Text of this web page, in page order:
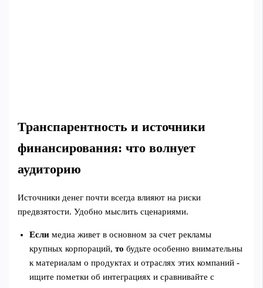
Транспарентность и источники
финансирования: что волнует
аудиторию
Источники денег почти всегда влияют на риски
предвзятости. Удобно мыслить сценариями.
Если медиа живет в основном за счет рекламы
крупных корпораций,то будьте особенно внимательны
к материалам о продуктах и отраслях этих компаний -
ищите пометки об интеграциях и сравнивайте с